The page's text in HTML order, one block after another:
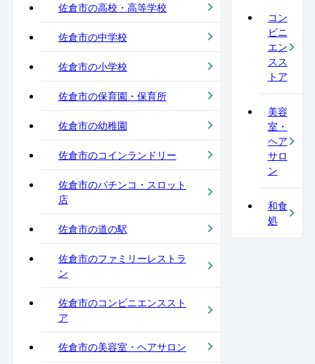
佐倉市の高校・高等学校
佐倉市の中学校
佐倉市の小学校
佐倉市の保育園・保育所
佐倉市の幼稚園
佐倉市のコインランドリー
佐倉市のパチンコ・スロット
店
佐倉市の道の駅
佐倉市のファミリーレストラ
ン
佐倉市のコンビニエンススト
ア
佐倉市の美容室・ヘアサロン
コン
ビニ
エン
スス
トア
美容
室・
ヘア
サロ
ン
和食
処